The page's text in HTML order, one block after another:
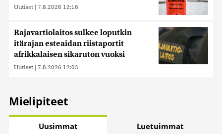
Uutiset | 7.8.2026 12:16
Rajavartiolaitos sulkee loputkin
itärajan esteaidan riistaportit
afrikkalaisen sikaruton vuoksi
Uutiset | 7.8.2026 12:03
Mielipiteet
Uusimmat Luetuimmat